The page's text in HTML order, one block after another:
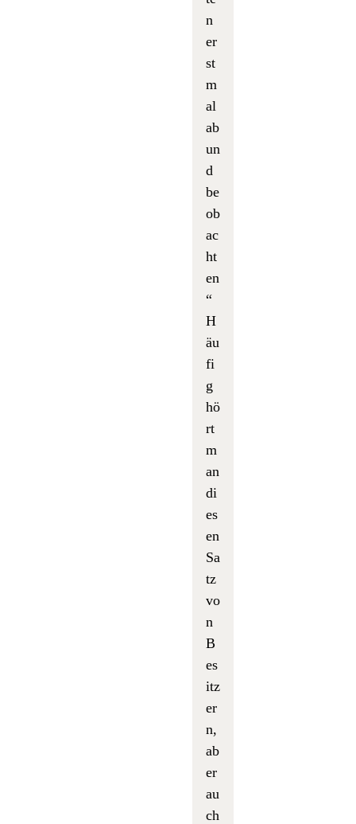
n
er
st
m
al
ab
un
d
be
ob
ac
ht
en
“
H
äu
fi
g
hö
rt
m
an
di
es
en
Sa
tz
vo
n
B
es
itz
er
n,
ab
er
au
ch